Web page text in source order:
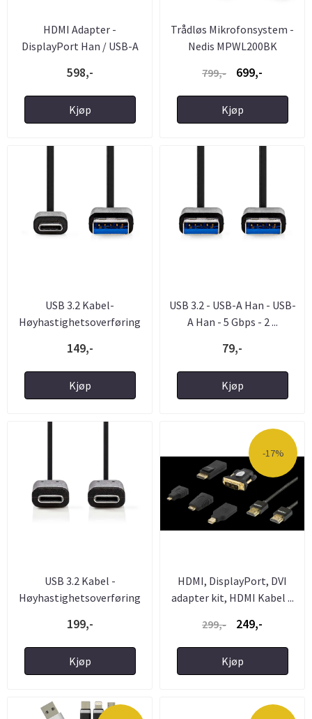
HDMI Adapter -
DisplayPort Han / USB-A
598,-
Kjøp
Trådløs Mikrofonsystem -
Nedis MPWL200BK
799,-
699,-
Kjøp
USB 3.2 Kabel-
Høyhastighetsoverføring
149,-
Kjøp
USB 3.2 - USB-A Han - USB-
A Han - 5 Gbps - 2 ...
79,-
Kjøp
USB 3.2 Kabel -
Høyhastighetsoverføring
199,-
Kjøp
-17%
HDMI, DisplayPort, DVI
adapter kit, HDMI Kabel ...
299,-
249,-
Kjøp